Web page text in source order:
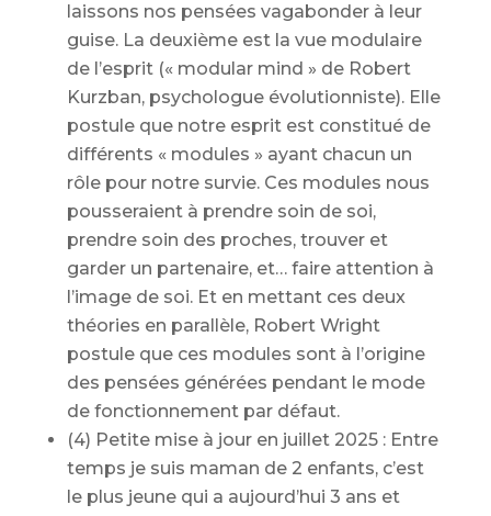
laissons nos pensées vagabonder à leur
guise. La deuxième est la vue modulaire
de l’esprit (« modular mind » de Robert
Kurzban, psychologue évolutionniste). Elle
postule que notre esprit est constitué de
différents « modules » ayant chacun un
rôle pour notre survie. Ces modules nous
pousseraient à prendre soin de soi,
prendre soin des proches, trouver et
garder un partenaire, et… faire attention à
l’image de soi. Et en mettant ces deux
théories en parallèle, Robert Wright
postule que ces modules sont à l’origine
des pensées générées pendant le mode
de fonctionnement par défaut.
(4) Petite mise à jour en juillet 2025 : Entre
temps je suis maman de 2 enfants, c’est
le plus jeune qui a aujourd’hui 3 ans et